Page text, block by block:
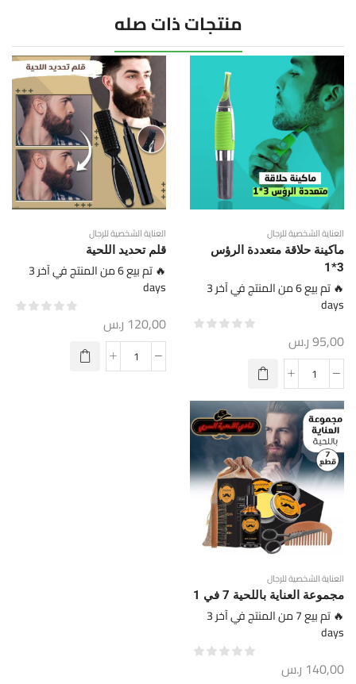
منتجات ذات صله
العناية الشخصية للرجال
ماكينة حلاقة متعددة الرؤس
3*1
🔥 تم بيع 6 من المنتج في آخر 3
days
95,00ر.س
العناية الشخصية للرجال
قلم تحديد اللحية
🔥 تم بيع 6 من المنتج في آخر 3
days
120,00 ر.س
العناية الشخصية للرجال
مجموعة العناية باللحية 7 في 1
🔥 تم بيع 7 من المنتج في آخر 3
days
140,00 ر.س